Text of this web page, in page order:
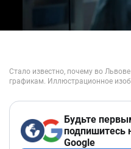
Будьте
подпишитесь
Google